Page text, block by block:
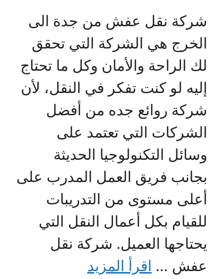
شركة نقل عفش من جدة الى
الخرج هي الشركة التي تحقق
لك الراحة والأمان وكل ما تحتاج
إليه لو كنت تفكر في النقل، لأن
شركة روائع جده من أفضل
الشركات التي تعتمد على
وسائل التكنولوجيا الحديثة
بجانب فريق العمل المدرب على
أعلى مستوى من التدريبات
للقيام بكل أعمال النقل التي
يحتاجها العميل. شركة نقل
عفش … اقرأ المزيد